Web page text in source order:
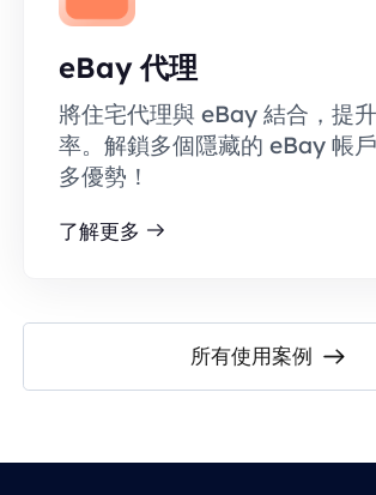
eBay 代理
將住宅代理與 eBay 結合，提
率。解鎖多個隱藏的 eBay 帳
多優勢！
了解更多
所有使用案例